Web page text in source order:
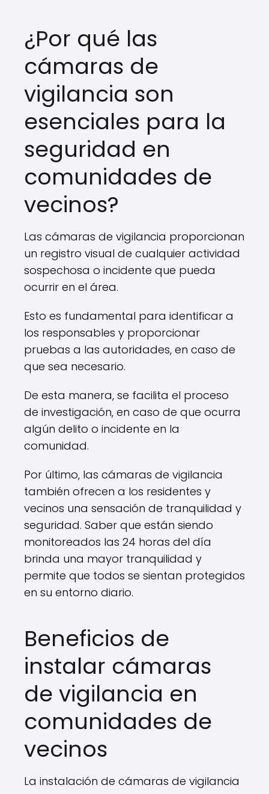
¿Por qué las
cámaras de
vigilancia son
esenciales para la
seguridad en
comunidades de
vecinos?
Las cámaras de vigilancia proporcionan
un registro visual de cualquier actividad
sospechosa o incidente que pueda
ocurrir en el área.
Esto es fundamental para identificar a
los responsables y proporcionar
pruebas a las autoridades, en caso de
que sea necesario.
De esta manera, se facilita el proceso
de investigación, en caso de que ocurra
algún delito o incidente en la
comunidad.
Por último, las cámaras de vigilancia
también ofrecen a los residentes y
vecinos una sensación de tranquilidad y
seguridad. Saber que están siendo
monitoreados las 24 horas del día
brinda una mayor tranquilidad y
permite que todos se sientan protegidos
en su entorno diario.
Beneficios de
instalar cámaras
de vigilancia en
comunidades de
vecinos
La instalación de cámaras de vigilancia